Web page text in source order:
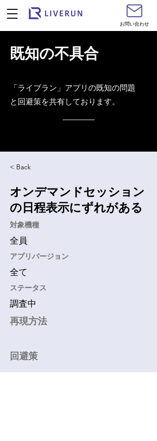
お問い合わせ
既知の不具合
​「ライブラン」アプリの既知の問題
と回避策を共有しております。
< Back
オンデマンドセッション
の日程表示にずれがある
​対象機種
全員
アプリバージョン
全て
​ステータス
調査中
再現方法
回避策